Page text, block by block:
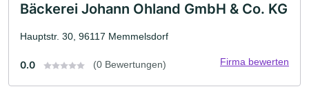
Bäckerei Johann Ohland GmbH & Co. KG
Hauptstr. 30, 96117 Memmelsdorf
0.0 (0 Bewertungen) Firma bewerten